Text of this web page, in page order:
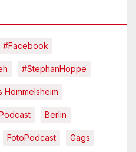
#Facebook
#StephanHoppe
Hommelsheim
Berlin
FotoPodcast Gags